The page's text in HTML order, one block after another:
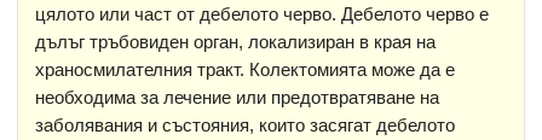
цялото или част от дебелото черво. Дебелото черво е
дълъг тръбовиден орган, локализиран в края на
храносмилателния тракт. Колектомията може да е
необходима за лечение или предотвратяване на
заболявания и състояния, които засягат дебелото